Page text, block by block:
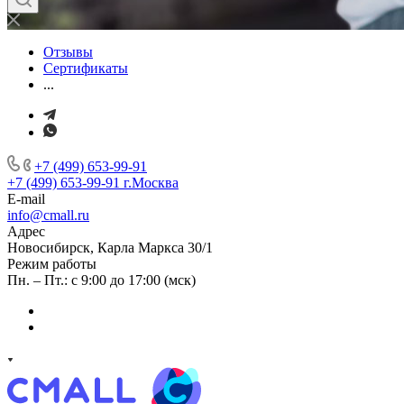
Отзывы
Сертификаты
...
+7 (499) 653-99-91
+7 (499) 653-99-91 г.Москва
E-mail
info@cmall.ru
Адрес
Новосибирск, Карла Маркса 30/1
Режим работы
Пн. – Пт.: с 9:00 до 17:00 (мск)